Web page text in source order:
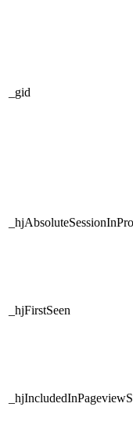
_gid
_hjFirstSeen